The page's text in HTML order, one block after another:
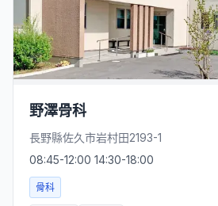
野澤骨科
長野縣佐久市岩村田2193-1
08:45-12:00 14:30-18:00
骨科